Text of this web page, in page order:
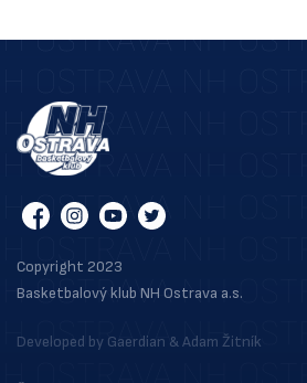
Copyright 2023
Basketbalový klub NH Ostrava a.s.
Developed by Gaerdian &Adam Žitník